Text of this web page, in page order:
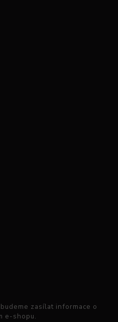
zasílat informace o
e-shopu.